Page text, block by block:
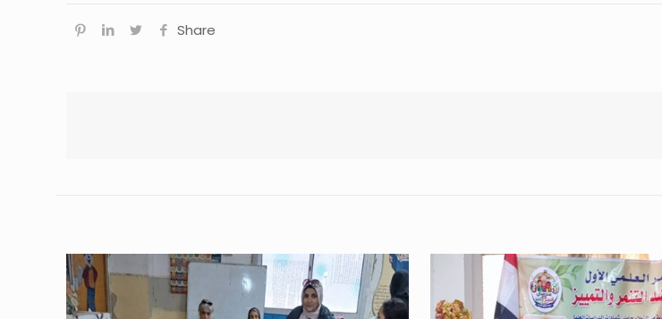
Share